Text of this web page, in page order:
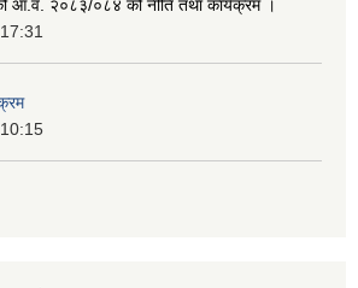
आ.व. २०८३/०८४ को नीति तथा कार्यक्रम ।